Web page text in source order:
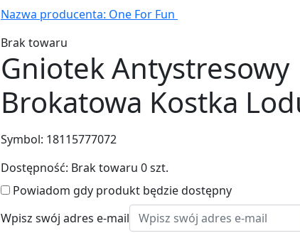
Nazwa producenta: One For Fun
Brak towaru
Gniotek Antystresowy
Brokatowa Kostka
Symbol: 18115777072
Dostępność: Brak towaru 0szt.
Powiadom gdy produkt będzie dostępny
Wpisz swój adres e-mail